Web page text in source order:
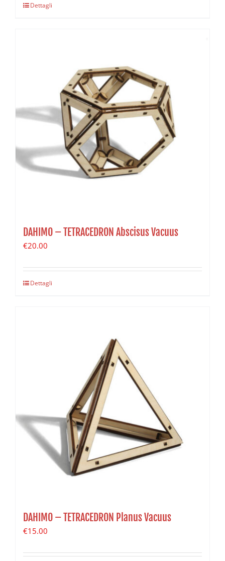
Dettagli
DAHIMO – TETRACEDRON Abscisus Vacuus
€20.00
Dettagli
DAHIMO – TETRACEDRON Planus Vacuus
€15.00